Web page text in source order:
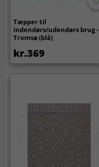
Tæpper til
indendørs/udendørs brug -
Tromsø (blå)
kr.369